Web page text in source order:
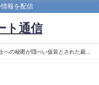
報を配信
ト通信
への秘匿が隠ぺい仮装とされた裁判